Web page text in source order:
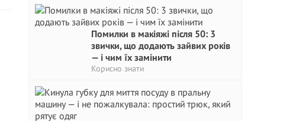
Помилки в макіяжі після 50: 3
звички, що додають зайвих років
— і чим їх замінити
Корисно знати